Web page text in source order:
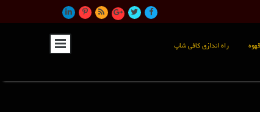
راه اندازی کافی شاپ